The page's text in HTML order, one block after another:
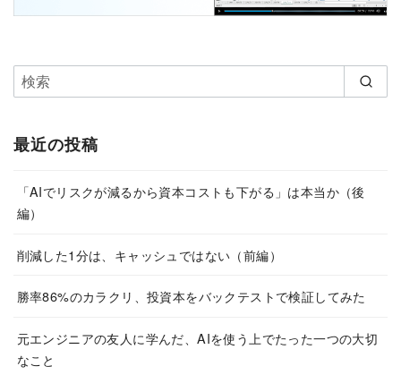
最近の投稿
「AIでリスクが減るから資本コストも下がる」は本当か（後
編）
削減した1分は、キャッシュではない（前編）
勝率86%のカラクリ、投資本をバックテストで検証してみた
元エンジニアの友人に学んだ、AIを使う上でたった一つの大切
なこと